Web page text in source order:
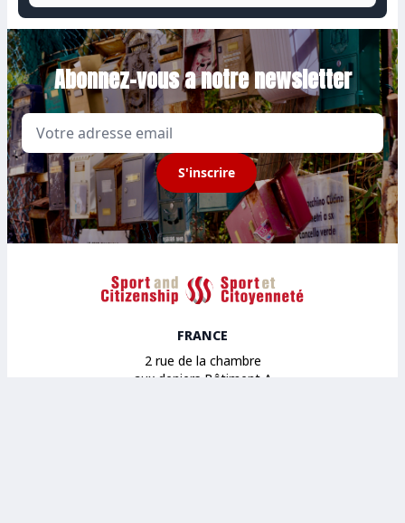
Abonnez-vous a notre newsletter
S'inscrire
Sport et Citoyenneté
FRANCE
2 rue de la chambre
aux deniers Bâtiment A